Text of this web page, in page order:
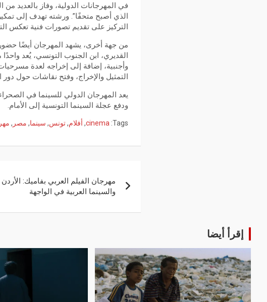
في المهرجانات الدولية، وفاز بالعديد
الذي أصبح متحفًا”. ورشته تهدف إلى
التركيز على تقديم تصورات فنية تعكس
من جهة أخرى، يشهد المهرجان أيضًا
القديري، ابن الجنوب التونسي، يُعد
وأجنبية، إضافة إلى إخراجه لعدة
التمثيل والإخراج، وفتح نقاشات حول دور
يعد المهرجان الدولي للسينما في
ودفع عجلة السينما التونسية إلى الأمام.
Tags:
cinema
, أفلام,تونس, سينما, مصر ,
مهرجان الفيلم العربي بفاميك:
والسينما العربية في الواجهة
إقرأ أيضا